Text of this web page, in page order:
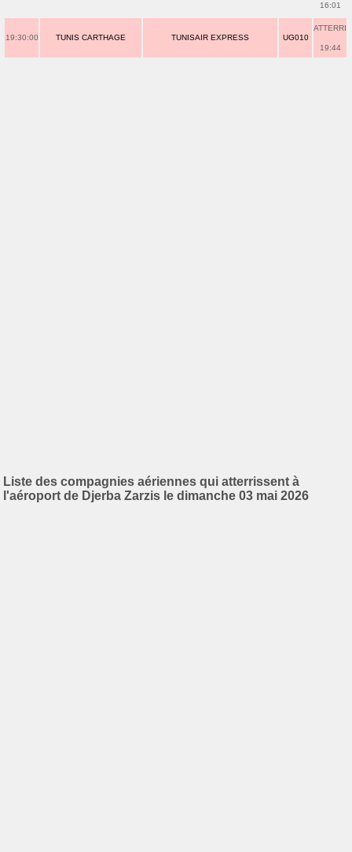
16:01
19:30:00 TUNIS CARTHAGE TUNISAIR EXPRESS UG010
ATTERRI
19:44
Liste des compagnies aériennes qui atterrissent à
l'aéroport de Djerba Zarzis le dimanche 03 mai 2026